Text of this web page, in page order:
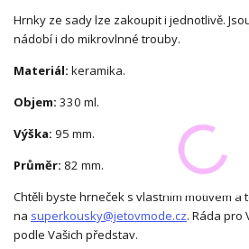
Hrnky ze sady lze zakoupit i jednotlivě.
nádobí i do mikrovlnné trouby.
Materiál: keramika.
Objem: 330 ml.
Výška: 95 mm.
Průměr: 82 mm.
Chtěli byste hrneček s vlastním motivem a
na superkousky@jetovmode.cz. Ráda pro
podle Vašich představ.